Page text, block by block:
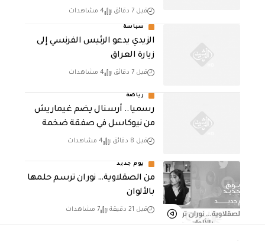
قبل 7 دقائق 4 مشاهدات
سياسة
الزيدي يدعو الرئيس الفرنسي إلى
زيارة العراق
قبل 7 دقائق 4 مشاهدات
رياضة
رسميا.. أرسنال يضم غيماريش
من نيوكاسل في صفقة ضخمة
قبل 8 دقائق 4 مشاهدات
يوم جديد
من الصقلاوية… نوران ترسم حلمها
بالألوان
قبل 21 دقيقة 7 مشاهدات